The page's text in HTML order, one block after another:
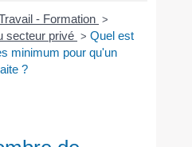
- Formation >
secteur privé > Quel est
minimum pour qu'un
?